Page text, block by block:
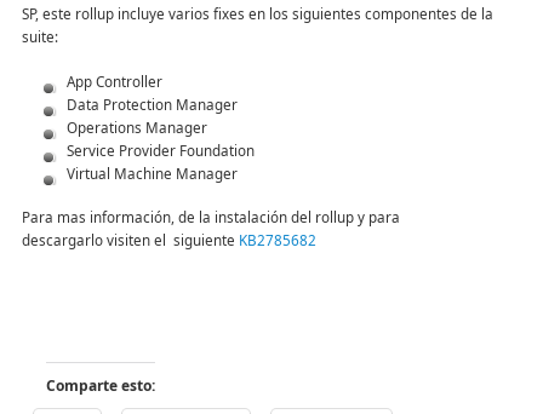
SP, este rollup incluye varios fixes en los siguientes componentes de la
suite:
App Controller
Data Protection Manager
Operations Manager
Service Provider Foundation
Virtual Machine Manager
Para mas información, de la instalación del rollup y para
descargarlo visiten el siguiente KB2785682
Comparte esto: